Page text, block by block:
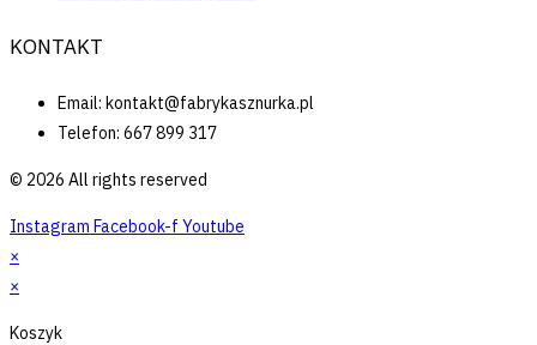
KONTAKT
Email: kontakt@fabrykasznurka.pl
Telefon: 667 899 317
© 2026 All rights reserved
Instagram Facebook-f Youtube
×
×
Koszyk